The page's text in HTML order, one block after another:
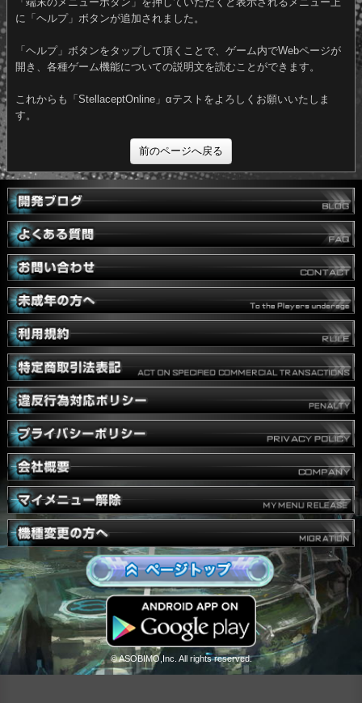
ムからお問い合わせくださいますようお願い申し上げます。
「端末のメニューボタン」を押していただくと表示されるメニュー
に「ヘルプ」ボタンが追加されました。
「ヘルプ」ボタンをタップして頂くことで、ゲーム内でWebページ
開き、各種ゲーム機能についての説明文を読むことができます。
これからも「StellaceptOnline」αテストをよろしくお願いいたしま
す。
前のページへ戻る